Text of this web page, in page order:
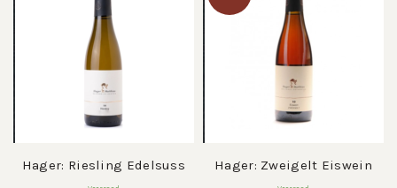
Hager: Riesling Edelsuss Hager: Zweigelt Eiswein